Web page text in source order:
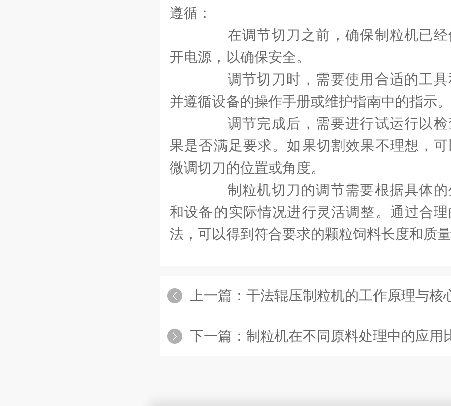
遵循：
在调节切刀之前，确保制粒机已经
开电源，以确保安全。
调节切刀时，需要使用合适的工具
并遵循设备的操作手册或维护指南中的指示。
调节完成后，需要进行试运行以检
果是否满足要求。如果切割效果不理想，
微调切刀的位置或角度。
制粒机切刀的调节需要根据具体的
和设备的实际情况进行灵活调整。通过合
法，可以得到符合要求的颗粒饲料长度和质
上一篇： 干法辊压制粒机的工作原理与核
下一篇： 制粒机在不同原料处理中的应用比